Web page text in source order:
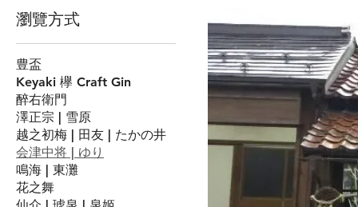
瀏覽方式
豊盃
Keyaki 欅 Craft Gin
醉右衛門
澤正宗 | 雪原
越之初梅 | 田友 | たかの井
会津中将 | ゆり
鳴海 | 東灘
花之舞